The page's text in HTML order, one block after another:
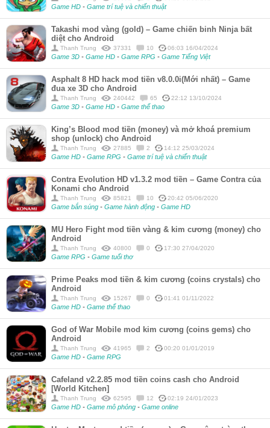
Game HD - Game trí tuệ và chiến thuật
Takashi mod vàng (gold) – Game chiến binh Ninja bất
diệt cho Android
Thanh Trung 37331 10 06:03 16/04/2024
Game 3D - Game HD - Game RPG - Game Tiếng Việt
Asphalt 8 HD hack mod tiền v8.0.0i(Mới nhất) – Game
đua xe 3D cho Android
Thanh Trung 240442 65 22:12 13/10/2024
Game 3D - Game HD - Game thể thao
King’s Blood mod tiền (money) và mở khoá premium
shop (unlock) cho Android
Thanh Trung 27885 2 14:12 25/03/2024
Game HD - Game RPG - Game trí tuệ và chiến thuật
Contra Evolution HD v1.3.2 mod tiền – Game Contra của
Konami cho Android
Thanh Trung 85821 10 20:42 05/06/2020
Game bắn súng - Game hành động - Game HD
MU Hero Fight mod tiền vàng & kim cương (money) cho
Android
Thanh Trung 40800 0 17:30 27/04/2020
Game RPG - Game tuổi thơ
Prime Peaks mod tiền & kim cương (coins crystals) cho
Android
Thanh Trung 15267 0 01:41 01/11/2022
Game HD - Game thể thao
God of War Mobile mod kim cương (coins gems) cho
Android
Thanh Trung 41965 2 00:20 01/01/2019
Game HD - Game RPG
Cafeland v2.2.85 mod tiền coins cash cho Android
[World Kitchen]
Thanh Trung 62595 12 02:19 24/01/2023
Game HD - Game mô phỏng - Game online